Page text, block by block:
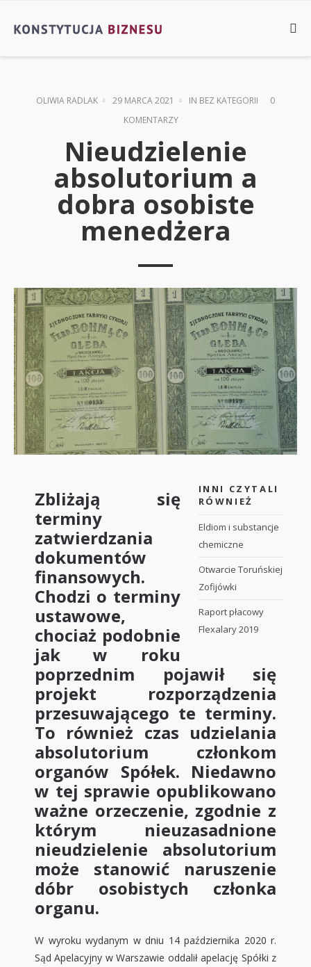
OLIWIA RADLAK 29 MARCA 2021 IN BEZ KATEGORII
0
KOMENTARZY
Nieudzielenie
absolutorium a
dobra osobiste
menedżera
INNI CZYTALI
RÓWNIEŻ
Eldiom i substancje
chemiczne
Otwarcie Toruńskiej
Zofijówki
Raport płacowy
Flexalary 2019
Zbliżają się
terminy
zatwierdzania
dokumentów
finansowych.
Chodzi o terminy
ustawowe,
chociaż podobnie
jak w roku
poprzednim pojawił się
projekt rozporządzenia
przesuwającego te terminy.
To również czas udzielania
absolutorium członkom
organów Spółek. Niedawno
w tej sprawie opublikowano
ważne orzeczenie, zgodnie z
którym nieuzasadnione
nieudzielenie absolutorium
może stanowić naruszenie
dóbr osobistych członka
organu.
W wyroku wydanym w dniu 14 października 2020 r.
Sąd Apelacyjny w Warszawie oddalił apelację Spółki z